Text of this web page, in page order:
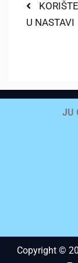
U NASTAVI
JU
Copyright ©